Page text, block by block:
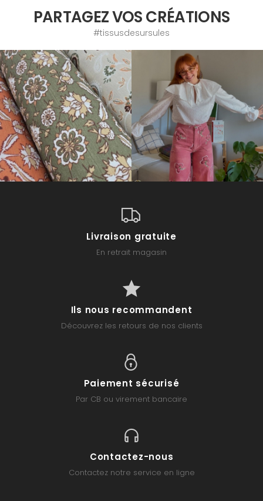
PARTAGEZ VOS CRÉATIONS
#tissusdesursules
Livraison gratuite
En retrait magasin
Ils nous recommandent
Découvrez les retours de nos clients
Paiement sécurisé
Par CB ou virement bancaire
Contactez-nous
Contactez notre service en ligne